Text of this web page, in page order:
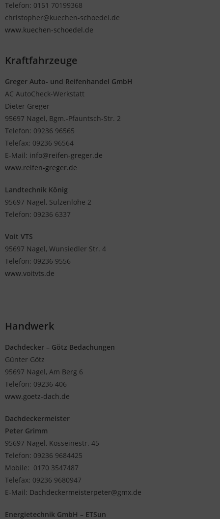
Telefon: 0151 70199368
christopher@kuechen-schoedel.de
www.kuechen-schoedel.de
Kraftfahrzeuge
Greger Auto- und Reifenhandel GmbH
AC AutoCheck-Werkstatt
Dieter Greger
95697 Nagel, Bgm.-Pfauntsch-Str. 2
Telefon: 09236 96565
Telefax: 09236 96564
E-Mail: info@reifen-greger.de
www.reifen-greger.de
Landtechnik König
95697 Nagel, Sulzenlohe 2
Telefon: 09236 6337
Voit VTS
95697 Nagel, Wunsiedler Str. 4
Telefon: 09236 9556
www.voitvts.de
Handwerk
Dachdecker – Götz Bedachungen
Günter Götz
95697 Nagel, Am Berg 6
Telefon: 09236 406
www.goetz-dach.de
Dachdeckermeister
Peter Grimm
95697 Nagel, Kösseinestr. 45
Telefon: 09236 9684425
Mobile: 0170 3547487
Telefax: 09236 9680947
E-Mail: Dachdeckermeisterpeter@gmx.de
Energietechnik GmbH – ETSun